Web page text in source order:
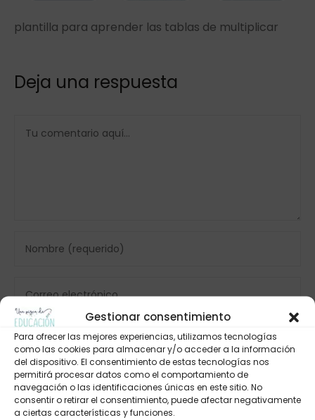
Gestionar consentimiento
Para ofrecer las mejores experiencias, utilizamos tecnologías
como las cookies para almacenar y/o acceder a la información
del dispositivo. El consentimiento de estas tecnologías nos
permitirá procesar datos como el comportamiento de
navegación o las identificaciones únicas en este sitio. No
consentir o retirar el consentimiento, puede afectar negativamente
a ciertas características y funciones.
plantilla para aprender las tablas de multiplicar
Deja una respuesta